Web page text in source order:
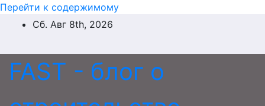
Перейти к содержимому
Сб. Авг 8th, 2026
FAST - блог о